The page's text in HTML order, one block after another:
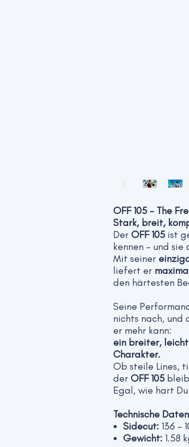
OFF 105 – The
Stark, breit,
Der OFF 105 ist
kennen – und
Mit seiner
liefert er
den härtesten
Seine
nichts nach, und
er mehr kann:
ein breiter,
Charakter.
Ob steile Lines,
der OFF 105
Egal, wie hart
Technische Daten
Sidecut: 136 –
Gewicht: 1.58